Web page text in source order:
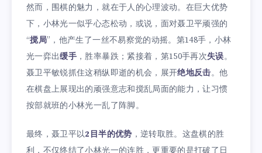
然而，围棋的魅力，就在于人的心理波动。在巨大优势
下，小林光一似乎心态松动，或说，面对聂卫平顽强的
“搅局”，他产生了一丝不易察觉的动摇。第148手，小林
光一弈出缓手 ，胜率暴跌；紧接着，第150手再次失误。
聂卫平敏锐抓住这稍纵即逝的机会，展开绝地反击。他
在棋盘上展现出的顽强意志和搅乱局面的能力，让习惯
按部就班的小林光一乱了阵脚。
最终，聂卫平以2目半的优势 ，逆转取胜。这盘棋的胜
利，不仅终结了小林光一的连胜，更重要的是打破了日